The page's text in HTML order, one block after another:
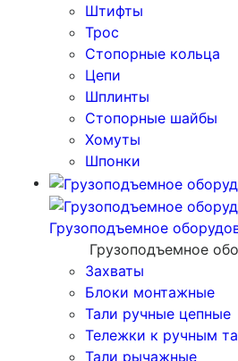
Штифты
Трос
Стопорные кольца
Цепи
Шплинты
Стопорные шайбы
Хомуты
Шпонки
Грузоподъемное
Грузоподъемное
Захваты
Блоки монтажные
Тали ручные цепные
Тележки к ручным
Тали рычажные